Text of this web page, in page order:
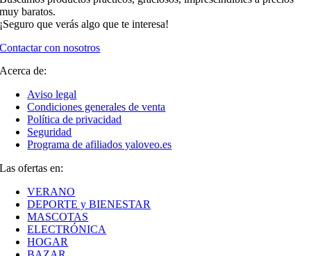
muy baratos.
¡Seguro que verás algo que te interesa!
Contactar con nosotros
Acerca de:
Aviso legal
Condiciones generales de venta
Política de privacidad
Seguridad
Programa de afiliados yaloveo.es
Las ofertas en:
VERANO
DEPORTE y BIENESTAR
MASCOTAS
ELECTRÓNICA
HOGAR